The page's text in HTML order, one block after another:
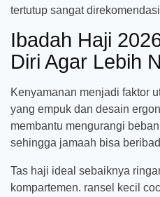
tertutup sangat
Ibadah Haji
Diri Agar Lebih
Kenyamanan menjadi faktor
yang empuk dan desain
membantu mengurangi
sehingga jamaah bisa
Tas haji ideal sebaiknya
kompartemen. ransel kecil